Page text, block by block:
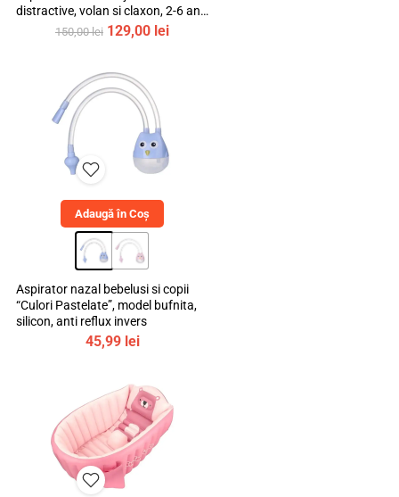
distractive, volan si claxon, 2-6 ani,
bebeLOGIC™
150,00lei Prețul
fost:
150,00 lei.
129,00 leiPrețul
Adaugă în Coș
Aspirator nazal bebelusi si copii
“Culori Pastelate”, model bufnita,
silicon, anti reflux invers
45,99 lei